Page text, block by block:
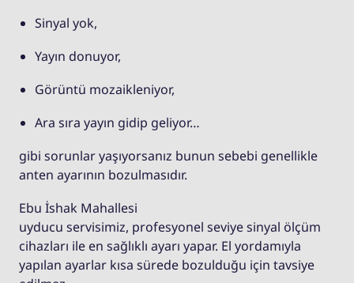
Sinyal yok,
Yayın donuyor,
Görüntü mozaikleniyor,
Ara sıra yayın gidip geliyor…
gibi sorunlar yaşıyorsanız bunun sebebi genellikle
anten ayarının bozulmasıdır.
Ebu İshak Mahallesi
uyducu servisimiz, profesyonel seviye sinyal ölçüm
cihazları ile en sağlıklı ayarı yapar. El yordamıyla
yapılan ayarlar kısa sürede bozulduğu için tavsiye